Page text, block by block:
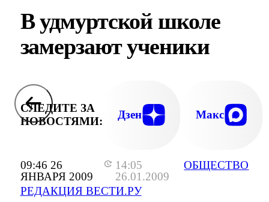
09:46 26
ЯНВАРЯ 2009
14:05
26.01.2009
РЕДАКЦИЯ ВЕСТИ.РУ
ОБЩЕСТВО
В удмуртской школе
замерзают ученики
СЛЕДИТЕ ЗА
НОВОСТЯМИ:
Дзен Макс